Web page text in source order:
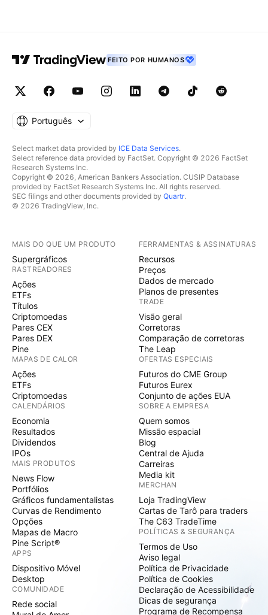
FEITO POR HUMANOS
Português
Select market data provided by ICE Data Services.
Select reference data provided by FactSet. Copyright © 2026 FactSet
Research Systems Inc.
Copyright © 2026, American Bankers Association. CUSIP Database
provided by FactSet Research Systems Inc. All rights reserved.
SEC filings and other documents provided by Quartr.
© 2026 TradingView, Inc.
MAIS DO QUE UM PRODUTO
Supergráficos
RASTREADORES
Ações
ETFs
Títulos
Criptomoedas
Pares CEX
Pares DEX
Pine
MAPAS DE CALOR
Ações
ETFs
Criptomoedas
CALENDÁRIOS
Economia
Resultados
Dividendos
IPOs
MAIS PRODUTOS
News Flow
Portfólios
Gráficos fundamentalistas
Curvas de Rendimento
Opções
Mapas de Macro
Pine Script®
APPS
Dispositivo Móvel
Desktop
COMUNIDADE
Rede social
FERRAMENTAS & ASSINATURAS
Recursos
Preços
Dados de mercado
Planos de presentes
TRADE
Visão geral
Corretoras
Comparação de corretoras
The Leap
OFERTAS ESPECIAIS
Futuros do CME Group
Futuros Eurex
Conjunto de ações EUA
SOBRE A EMPRESA
Quem somos
Missão espacial
Blog
Central de Ajuda
Carreiras
Media kit
MERCHAN
Loja TradingView
Cartas de Tarô para traders
The C63 TradeTime
POLÍTICAS & SEGURANÇA
Termos de Uso
Aviso legal
Política de Privacidade
Política de Cookies
Declaração de Acessibilidade
Dicas de segurança
Programa de Recompensa